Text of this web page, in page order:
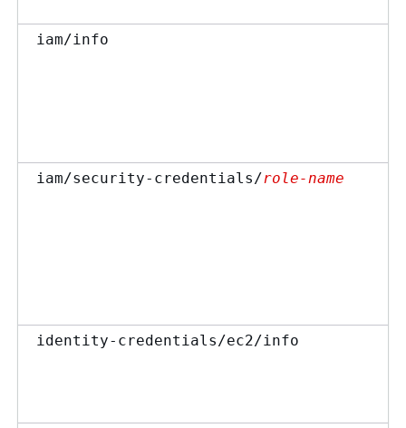
iam/info
iam/security-credentials/role-name
identity-credentials/ec2/info